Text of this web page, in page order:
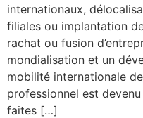
internationaux,
filiales ou implantation
rachat ou fusion
mondialisation et un
mobilité internationale
professionnel est
faites […]